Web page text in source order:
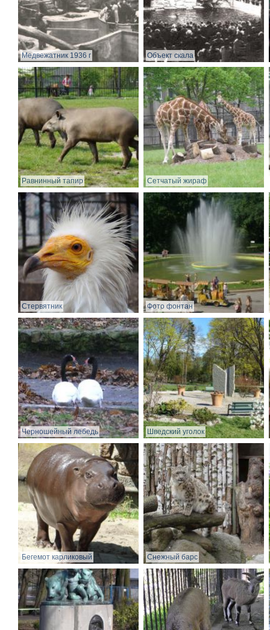
Медвежатник 1936 г Объект скала
Равнинный тапир Сетчатый жираф
Стервятник Фото фонтан
Черношейный лебедь Шведский уголок
Бегемот карликовый Снежный барс